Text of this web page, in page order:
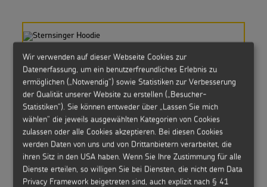
Sternsinger Hoodie
Sternsinger Hoodie Kinder
Wir verwenden auf dieser Webseite Cookies zur
Datenerfassung, um ein benutzerfreundliches Erlebnis zu
ermöglichen („Notwendig“) sowie Statistiken zur Verbesserung
der Qualität unserer Website zu erstellen („Besucher-
Statistiken“). Sie können entweder über „Lassen Sie mich
wählen“ die jeweils ausgewählten Kategorien von Cookies
zulassen oder alle Cookies akzeptieren. Bei diesen Cookies
werden Daten von uns und von Drittanbietern verarbeitet, die
ihren Sitz in den USA haben. Wenn Sie Ihre Zustimmung für alle
Dienste erteilen, so willigen Sie bei Diensten, die nicht dem Data
Privacy Framework beigetreten sind, auch explizit nach § 41